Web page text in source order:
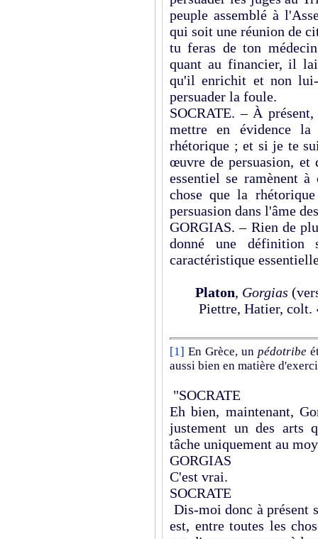
peuple assemblé à
qui soit une réunion de
tu feras de ton
quant au financier, il
qu'il enrichit et non
persuader la foule.
SOCRATE. – À
mettre en évidence
rhétorique ; et si je te
œuvre de persuasion, et
essentiel se ramènent
chose que la
persuasion dans l'âme
GORGIAS. – Rien de
donné une définition
caractéristique
Platon, Gorgias
Piettre, Hatier, colt.
[1] En Grèce, unpédotribe
aussi bien en matière
"SOCRATE
Eh bien, maintenant,
justement un des arts
tâche uniquement au
GORGIAS
C'est vrai.
SOCRATE
Dis-moi donc à présent
est, entre toutes les